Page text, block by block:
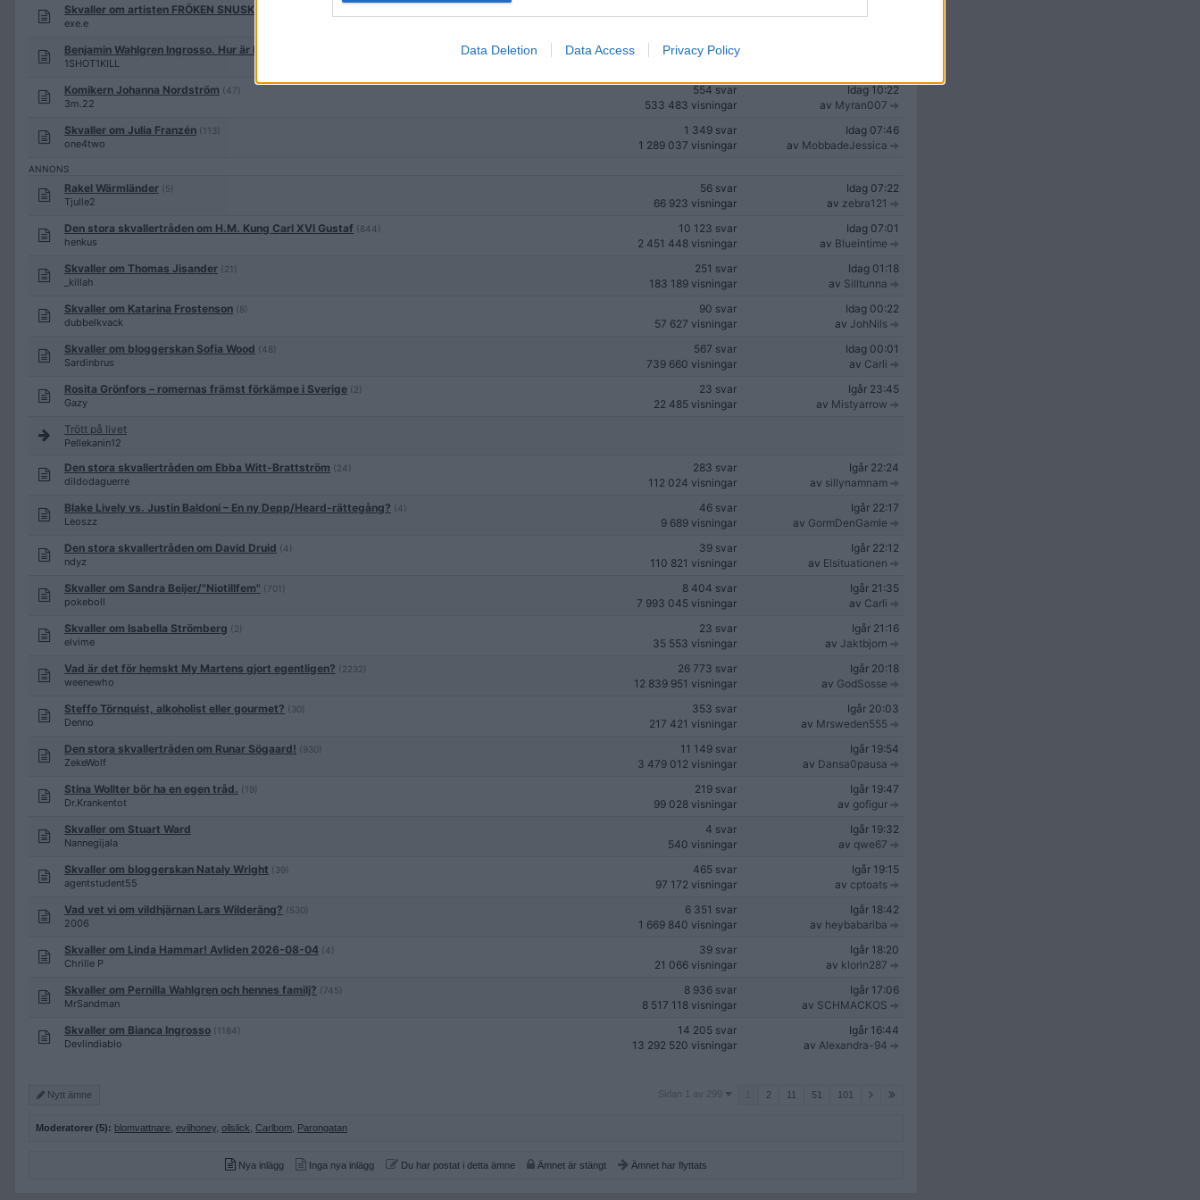
Data Deletion Data Access Privacy Policy
Skvaller om artisten FRÖKEN SNUSK (ny artist bakom huvan April 2025)
exe.e
Benjamin Wahlgren Ingrosso. Hur är han egentligen?
1SHOT1KILL
753 svar
Komikern Johanna Nordström (47)
3m.22
554 svar
533 483 visningar
Idag 10:22
av Myran007
Skvaller om Julia Franzén (113)
one4two
1 349 svar
1 289 037 visningar
Idag 07:46
av MobbadeJessica
Rakel Wärmländer (5)
Tjulle2
56 svar
66 923 visningar
Idag 07:22
av zebra121
Den stora skvallertråden om H.M. Kung Carl XVI Gustaf (844)
henkus
10 123 svar
2 451 448 visningar
Idag 07:01
av Blueintime
Skvaller om Thomas Jisander (21)
_killah
251 svar
183 189 visningar
Idag 01:18
av Silltunna
Skvaller om Katarina Frostenson (8)
dubbelkvack
90 svar
57 627 visningar
Idag 00:22
av JohNils
Skvaller om bloggerskan Sofia Wood (48)
Sardinbrus
567 svar
739 660 visningar
Idag 00:01
av Carli
Rosita Grönfors – romernas främst förkämpe i Sverige (2)
Gazy
23 svar
22 485 visningar
Igår 23:45
av Mistyarrow
Trött på livet
Pellekanin12
Den stora skvallertråden om Ebba Witt-Brattström (24)
dildodaguerre
283 svar
112 024 visningar
Igår 22:24
av sillynamnam
Blake Lively vs. Justin Baldoni – En ny Depp/Heard-rättegång? (4)
Leoszz
46 svar
9 689 visningar
Igår 22:17
av GormDenGamle
Den stora skvallertråden om David Druid (4)
ndyz
39 svar
110 821 visningar
Igår 22:12
av Elsituationen
Skvaller om Sandra Beijer/"Niotillfem" (701)
pokeboll
8 404 svar
7 993 045 visningar
Igår 21:35
av Carli
Skvaller om Isabella Strömberg (2)
elvime
23 svar
35 553 visningar
Igår 21:16
av Jaktbjorn
Vad är det för hemskt My Martens gjort egentligen? (2232)
weenewho
26 773 svar
12 839 951 visningar
Igår 20:18
av GodSosse
Steffo Törnquist, alkoholist eller gourmet? (30)
Denno
353 svar
217 421 visningar
Igår 20:03
av Mrsweden555
Den stora skvallertråden om Runar Sögaard! (930)
ZekeWolf
11 149 svar
3 479 012 visningar
Igår 19:54
av Dansa0pausa
Stina Wollter bör ha en egen tråd. (19)
Dr.Krankentot
219 svar
99 028 visningar
Igår 19:47
av gofigur
Skvaller om Stuart Ward
Nannegijala
4 svar
540 visningar
Igår 19:32
av qwe67
Skvaller om bloggerskan Nataly Wright (39)
agentstudent55
465 svar
97 172 visningar
Igår 19:15
av cptoats
Vad vet vi om vildhjärnan Lars Wilderäng? (530)
2006
6 351 svar
1 669 840 visningar
Igår 18:42
av heybabariba
Skvaller om Linda Hammar! Avliden 2026-08-04 (4)
Chrille P
39 svar
21 066 visningar
Igår 18:20
av klorin287
Skvaller om Pernilla Wahlgren och hennes familj? (745)
MrSandman
8 936 svar
8 517 118 visningar
Igår 17:06
av SCHMACKOS
Skvaller om Bianca Ingrosso (1184)
Devlindiablo
14 205 svar
13 292 520 visningar
Igår 16:44
av Alexandra-94
Nytt ämne
Sidan
Sidan 1 av 299 2 11 51 101
Moderatorer (5): blomvattnare evilhoney oilslick Carlbom Parongatan
Nya inlägg Inga nya inlägg Du har postat i detta ämne Ämnet är stängt Ämnet har flyttats